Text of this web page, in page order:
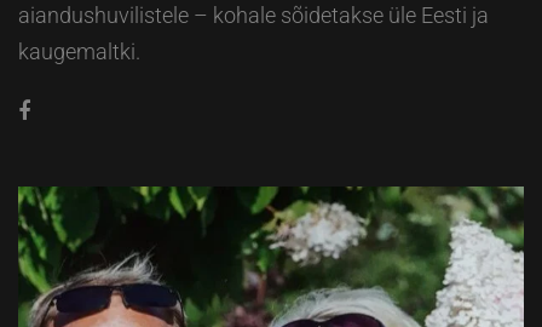
aiandushuvilistele – kohale sõidetakse üle Eesti ja
kaugemaltki.